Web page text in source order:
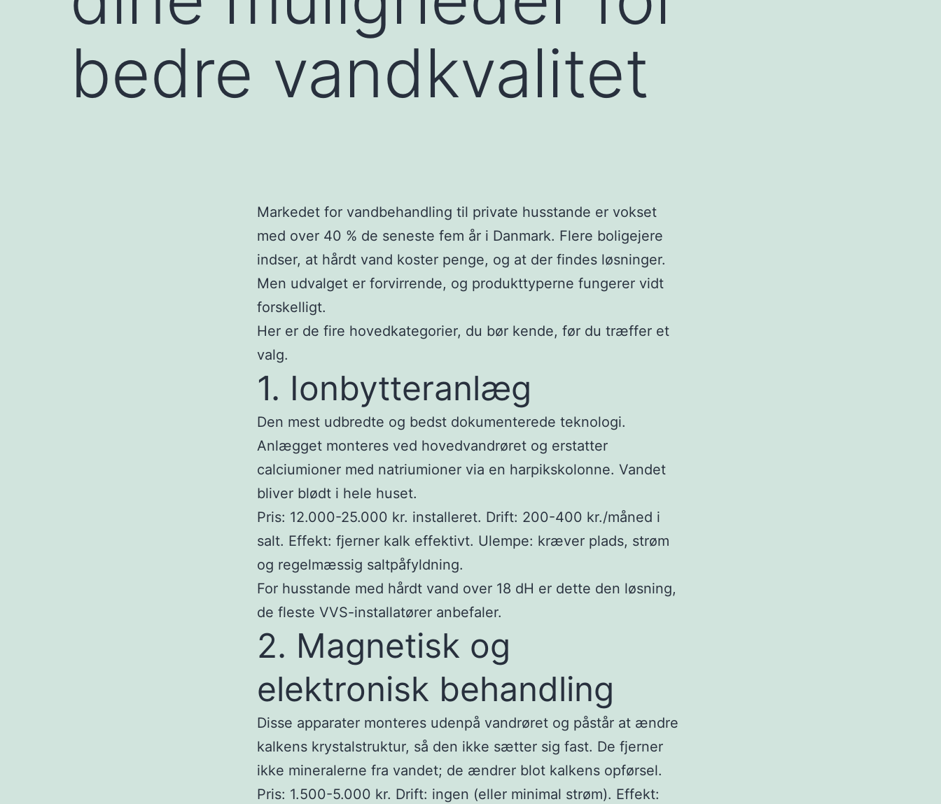
bedre vandkvalitet
Markedet for vandbehandling til private husstande er vokset
med over 40 % de seneste fem år i Danmark. Flere boligejere
indser, at hårdt vand koster penge, og at der findes løsninger.
Men udvalget er forvirrende, og produkttyperne fungerer vidt
forskelligt.
Her er de fire hovedkategorier, du bør kende, før du træffer et
valg.
1. Ionbytteranlæg
Den mest udbredte og bedst dokumenterede teknologi.
Anlægget monteres ved hovedvandrøret og erstatter
calciumioner med natriumioner via en harpikskolonne. Vandet
bliver blødt i hele huset.
Pris: 12.000-25.000 kr. installeret. Drift: 200-400 kr./måned i
salt. Effekt: fjerner kalk effektivt. Ulempe: kræver plads, strøm
og regelmæssig saltpåfyldning.
For husstande med hårdt vand over 18 dH er dette den løsning,
de fleste VVS-installatører anbefaler.
2. Magnetisk og
elektronisk behandling
Disse apparater monteres udenpå vandrøret og påstår at ændre
kalkens krystalstruktur, så den ikke sætter sig fast. De fjerner
ikke mineralerne fra vandet; de ændrer blot kalkens opførsel.
Pris: 1.500-5.000 kr. Drift: ingen (eller minimal strøm). Effekt: